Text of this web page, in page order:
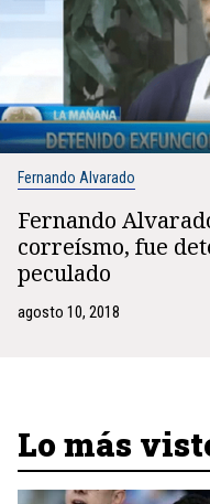
Fernando Alvarado
Fernando
correísmo, fue
peculado
agosto 10, 2018
Lo más